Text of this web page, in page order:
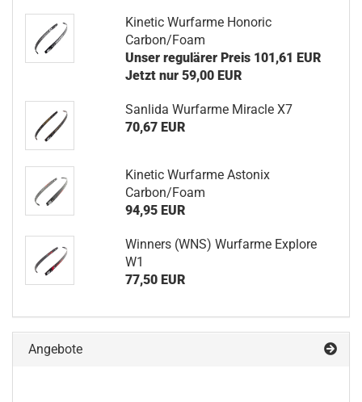
Kinetic Wurfarme Honoric
Carbon/Foam
Unser regulärer Preis 101,61 EUR
Jetzt nur 59,00 EUR
Sanlida Wurfarme Miracle X7
70,67 EUR
Kinetic Wurfarme Astonix
Carbon/Foam
94,95 EUR
Winners (WNS) Wurfarme Explore
W1
77,50 EUR
Angebote